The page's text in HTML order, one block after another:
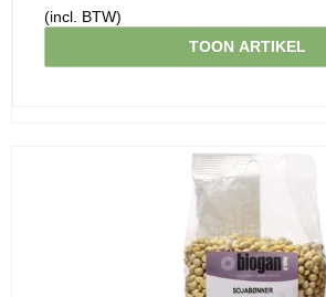
(incl. BTW)
TOON ARTIKEL